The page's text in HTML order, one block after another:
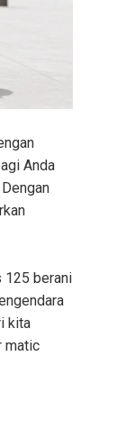
Anda
125 berani
kita
matic